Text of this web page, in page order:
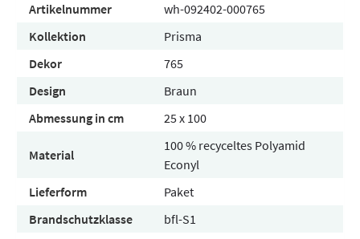
Artikelnummer
wh-092402-000765
Kollektion
Prisma
Dekor
765
Design
Braun
Abmessung in cm
25 x 100
Material
100 % recyceltes Polyamid
Econyl
Lieferform
Paket
Brandschutzklasse
bfl-S1